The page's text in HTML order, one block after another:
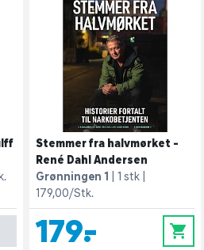
Stemmer fra halvmørket -
René Dahl Andersen
Grønningen 1
1 stk
179,00/Stk.
179,- 0